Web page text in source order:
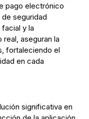
pago electrónico
seguridad
y la
aseguran la
fortaleciendo el
en cada
significativa en